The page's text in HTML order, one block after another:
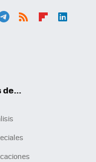
de...